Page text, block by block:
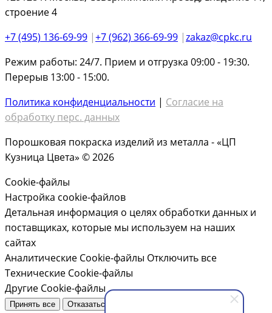
строение 4
+7 (495) 136-69-99 |+7 (962) 366-69-99 |zakaz@cpkc.ru
Режим работы: 24/7. Прием и отгрузка 09:00 - 19:30.
Перерыв 13:00 - 15:00.
Политика конфиденциальности | Согласие на
обработку перс. данных
Порошковая покраска изделий из металла - «ЦП
Кузница Цвета» © 2026
Cookie-файлы
Настройка cookie-файлов
Детальная информация о целях обработки данных и
поставщиках, которые мы используем на наших
сайтах
Аналитические Cookie-файлы Отключить все
Технические Cookie-файлы
Другие Cookie-файлы
Принять все Отказаться от всех